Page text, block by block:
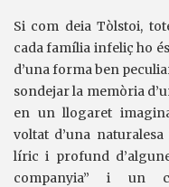
Si com deia Tòlstoi,
cada família infeliç ho
d’una forma ben
sondejar la memòria
en un llogaret
voltat d’una
líric i profund
companyia” i un